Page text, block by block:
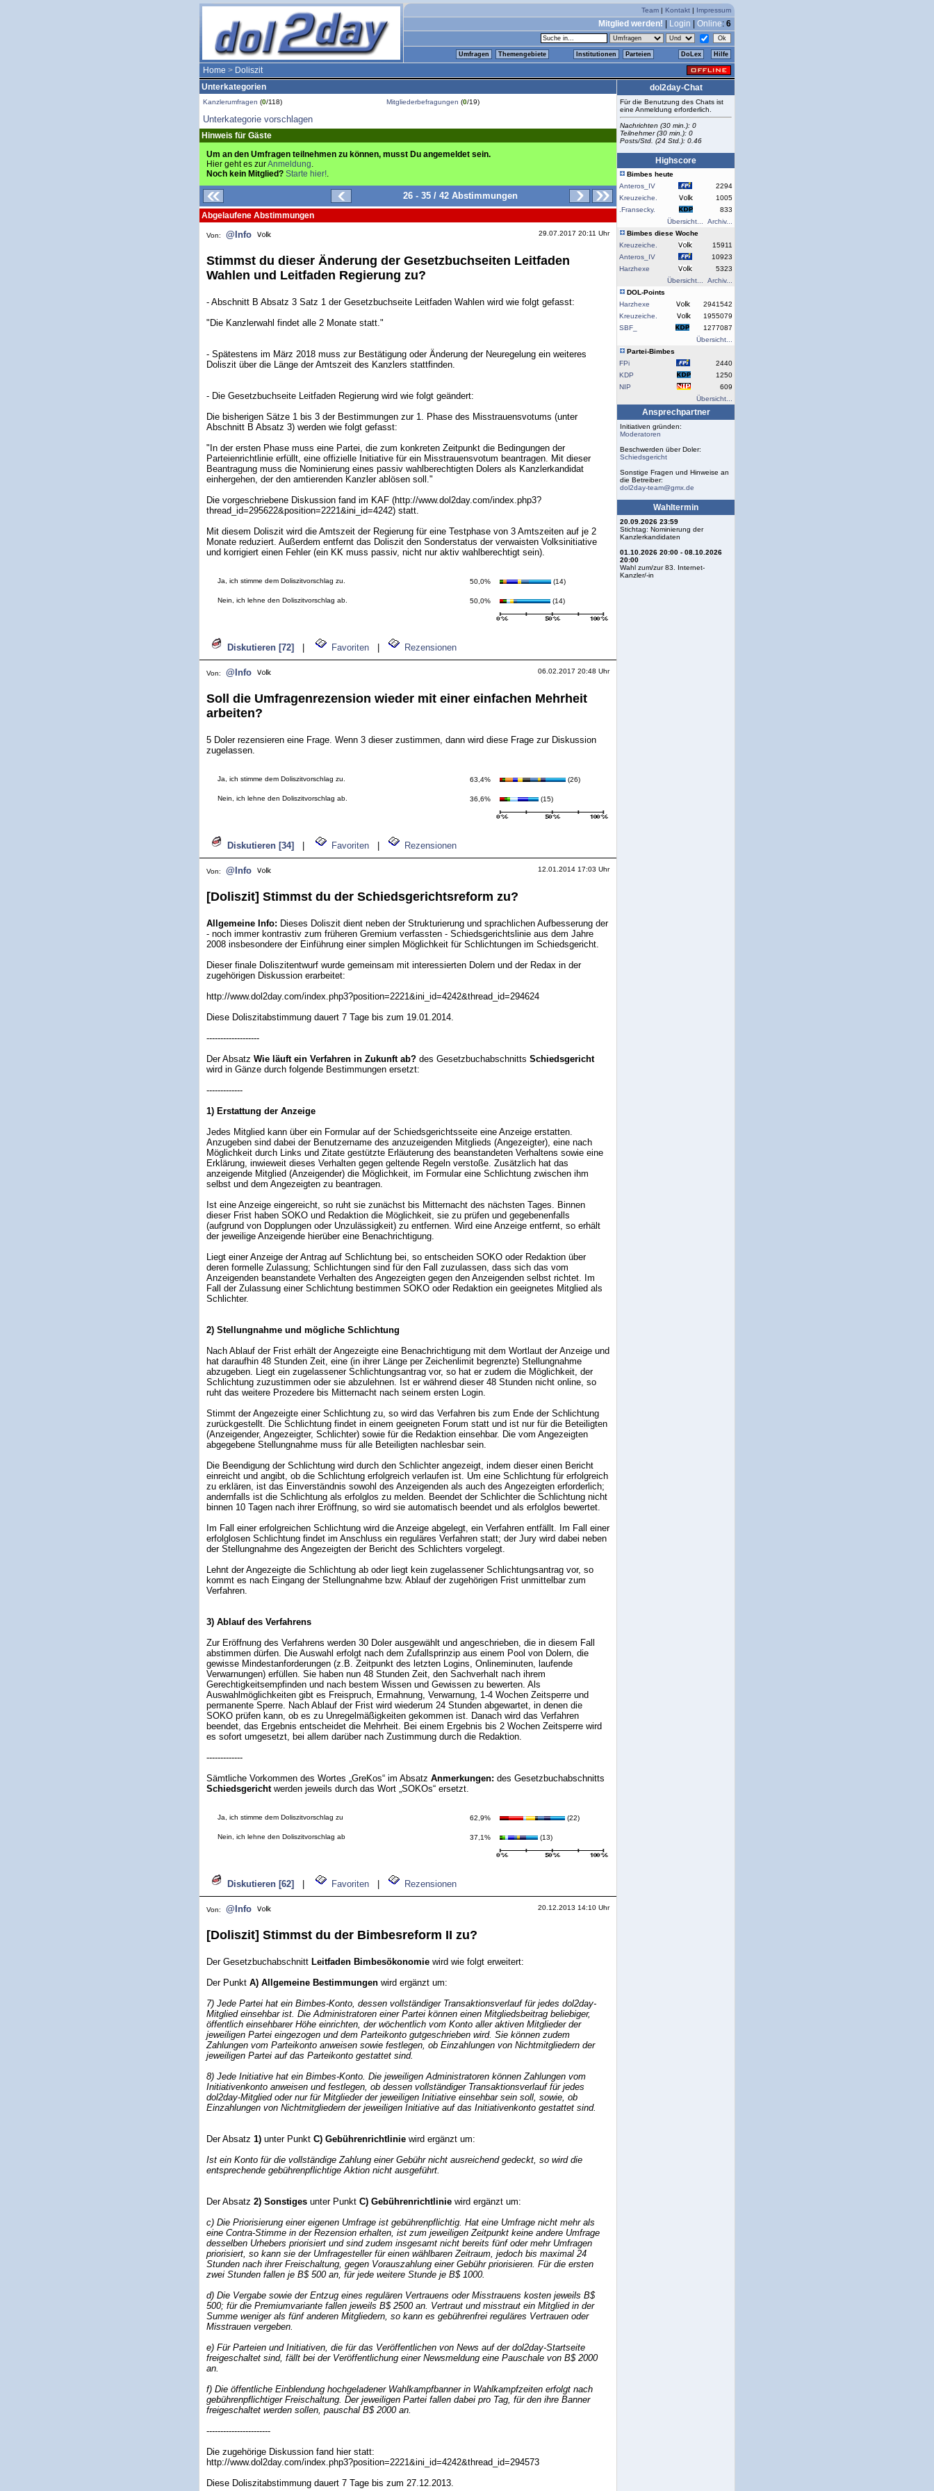
Team | Kontakt | Impressum
Mitglied werden! Login Online: 6
Umfragen Themengebiete Institutionen Parteien DoLex Hilfe
Home > Doliszit
Unterkategorien
Kanzlerumfragen (0/118) Mitgliederbefragungen (0/19)
Unterkategorie vorschlagen
Hinweis für Gäste
Um an den Umfragen teilnehmen zu können, musst Du angemeldet sein.
Hier geht es zurAnmeldung.
Noch kein Mitglied? Starte hier!.
26 - 35 / 42 Abstimmungen
Abgelaufene Abstimmungen
Von: @Info 29.07.2017 20:11 Uhr
Stimmst du dieser Änderung der Gesetzbuchseiten Leitfaden
Wahlen und Leitfaden Regierung zu?
- Abschnitt B Absatz 3 Satz 1 der Gesetzbuchseite Leitfaden Wahlen wird wie folgt gefasst:
"Die Kanzlerwahl findet alle 2 Monate statt."
- Spätestens im März 2018 muss zur Bestätigung oder Änderung der Neuregelung ein weiteres
Doliszit über die Länge der Amtszeit des Kanzlers stattfinden.
- Die Gesetzbuchseite Leitfaden Regierung wird wie folgt geändert:
Die bisherigen Sätze 1 bis 3 der Bestimmungen zur 1. Phase des Misstrauensvotums (unter
Abschnitt B Absatz 3) werden wie folgt gefasst:
"In der ersten Phase muss eine Partei, die zum konkreten Zeitpunkt die Bedingungen der
Parteienrichtlinie erfüllt, eine offizielle Initiative für ein Misstrauensvotum beantragen. Mit dieser
Beantragung muss die Nominierung eines passiv wahlberechtigten Dolers als Kanzlerkandidat
einhergehen, der den amtierenden Kanzler ablösen soll."
Die vorgeschriebene Diskussion fand im KAF (http://www.dol2day.com/index.php3?
thread_id=295622&position=2221&ini_id=4242) statt.
Mit diesem Doliszit wird die Amtszeit der Regierung für eine Testphase von 3 Amtszeiten auf je 2
Monate reduziert. Außerdem entfernt das Doliszit den Sonderstatus der verwaisten Volksinitiative
und korrigiert einen Fehler (ein KK muss passiv, nicht nur aktiv wahlberechtigt sein).
Ja, ich stimme dem Doliszitvorschlag zu. 50,0% (14)
Nein, ich lehne den Doliszitvorschlag ab. 50,0% (14)
Diskutieren [72] Favoriten Rezensionen
Von: @Info 06.02.2017 20:48 Uhr
Soll die Umfragenrezension wieder mit einer einfachen Mehrheit
arbeiten?
5 Doler rezensieren eine Frage. Wenn 3 dieser zustimmen, dann wird diese Frage zur Diskussion
zugelassen.
Ja, ich stimme dem Doliszitvorschlag zu. 63,4% (26)
Nein, ich lehne den Doliszitvorschlag ab. 36,6% (15)
Diskutieren [34] Favoriten Rezensionen
Von: @Info 12.01.2014 17:03 Uhr
[Doliszit] Stimmst du der Schiedsgerichtsreform zu?
Allgemeine Info: Dieses Doliszit dient neben der Strukturierung und sprachlichen Aufbesserung der
- noch immer kontrastiv zum früheren Gremium verfassten - Schiedsgerichtslinie aus dem Jahre
2008 insbesondere der Einführung einer simplen Möglichkeit für Schlichtungen im Schiedsgericht.
Dieser finale Doliszitentwurf wurde gemeinsam mit interessierten Dolern und der Redax in der
zugehörigen Diskussion erarbeitet:
http://www.dol2day.com/index.php3?position=2221&ini_id=4242&thread_id=294624
Diese Doliszitabstimmung dauert 7 Tage bis zum 19.01.2014.
-------------------
Der Absatz Wie läuft ein Verfahren in Zukunft ab? des Gesetzbuchabschnitts Schiedsgericht
wird in Gänze durch folgende Bestimmungen ersetzt:
-------------
1) Erstattung der Anzeige
Jedes Mitglied kann über ein Formular auf der Schiedsgerichtsseite eine Anzeige erstatten.
Anzugeben sind dabei der Benutzername des anzuzeigenden Mitglieds (Angezeigter), eine nach
Möglichkeit durch Links und Zitate gestützte Erläuterung des beanstandeten Verhaltens sowie eine
Erklärung, inwieweit dieses Verhalten gegen geltende Regeln verstoße. Zusätzlich hat das
anzeigende Mitglied (Anzeigender) die Möglichkeit, im Formular eine Schlichtung zwischen ihm
selbst und dem Angezeigten zu beantragen.
Ist eine Anzeige eingereicht, so ruht sie zunächst bis Mitternacht des nächsten Tages. Binnen
dieser Frist haben SOKO und Redaktion die Möglichkeit, sie zu prüfen und gegebenenfalls
(aufgrund von Dopplungen oder Unzulässigkeit) zu entfernen. Wird eine Anzeige entfernt, so erhält
der jeweilige Anzeigende hierüber eine Benachrichtigung.
Liegt einer Anzeige der Antrag auf Schlichtung bei, so entscheiden SOKO oder Redaktion über
deren formelle Zulassung; Schlichtungen sind für den Fall zuzulassen, dass sich das vom
Anzeigenden beanstandete Verhalten des Angezeigten gegen den Anzeigenden selbst richtet. Im
Fall der Zulassung einer Schlichtung bestimmen SOKO oder Redaktion ein geeignetes Mitglied als
Schlichter.
2) Stellungnahme und mögliche Schlichtung
Nach Ablauf der Frist erhält der Angezeigte eine Benachrichtigung mit dem Wortlaut der Anzeige und
hat daraufhin 48 Stunden Zeit, eine (in ihrer Länge per Zeichenlimit begrenzte) Stellungnahme
abzugeben. Liegt ein zugelassener Schlichtungsantrag vor, so hat er zudem die Möglichkeit, der
Schlichtung zuzustimmen oder sie abzulehnen. Ist er während dieser 48 Stunden nicht online, so
ruht das weitere Prozedere bis Mitternacht nach seinem ersten Login.
Stimmt der Angezeigte einer Schlichtung zu, so wird das Verfahren bis zum Ende der Schlichtung
zurückgestellt. Die Schlichtung findet in einem geeigneten Forum statt und ist nur für die Beteiligten
(Anzeigender, Angezeigter, Schlichter) sowie für die Redaktion einsehbar. Die vom Angezeigten
abgegebene Stellungnahme muss für alle Beteiligten nachlesbar sein.
Die Beendigung der Schlichtung wird durch den Schlichter angezeigt, indem dieser einen Bericht
einreicht und angibt, ob die Schlichtung erfolgreich verlaufen ist. Um eine Schlichtung für erfolgreich
zu erklären, ist das Einverständnis sowohl des Anzeigenden als auch des Angezeigten erforderlich;
andernfalls ist die Schlichtung als erfolglos zu melden. Beendet der Schlichter die Schlichtung nicht
binnen 10 Tagen nach ihrer Eröffnung, so wird sie automatisch beendet und als erfolglos bewertet.
Im Fall einer erfolgreichen Schlichtung wird die Anzeige abgelegt, ein Verfahren entfällt. Im Fall einer
erfolglosen Schlichtung findet im Anschluss ein reguläres Verfahren statt; der Jury wird dabei neben
der Stellungnahme des Angezeigten der Bericht des Schlichters vorgelegt.
Lehnt der Angezeigte die Schlichtung ab oder liegt kein zugelassener Schlichtungsantrag vor, so
kommt es nach Eingang der Stellungnahme bzw. Ablauf der zugehörigen Frist unmittelbar zum
Verfahren.
3) Ablauf des Verfahrens
Zur Eröffnung des Verfahrens werden 30 Doler ausgewählt und angeschrieben, die in diesem Fall
abstimmen dürfen. Die Auswahl erfolgt nach dem Zufallsprinzip aus einem Pool von Dolern, die
gewisse Mindestanforderungen (z.B. Zeitpunkt des letzten Logins, Onlineminuten, laufende
Verwarnungen) erfüllen. Sie haben nun 48 Stunden Zeit, den Sachverhalt nach ihrem
Gerechtigkeitsempfinden und nach bestem Wissen und Gewissen zu bewerten. Als
Auswahlmöglichkeiten gibt es Freispruch, Ermahnung, Verwarnung, 1-4 Wochen Zeitsperre und
permanente Sperre. Nach Ablauf der Frist wird wiederum 24 Stunden abgewartet, in denen die
SOKO prüfen kann, ob es zu Unregelmäßigkeiten gekommen ist. Danach wird das Verfahren
beendet, das Ergebnis entscheidet die Mehrheit. Bei einem Ergebnis bis 2 Wochen Zeitsperre wird
es sofort umgesetzt, bei allem darüber nach Zustimmung durch die Redaktion.
-------------
Sämtliche Vorkommen des Wortes „GreKos“ im Absatz Anmerkungen: des Gesetzbuchabschnitts
Schiedsgerichtwerden jeweils durch das Wort „SOKOs“ ersetzt.
Ja, ich stimme dem Doliszitvorschlag zu 62,9% (22)
Nein, ich lehne den Doliszitvorschlag ab 37,1% (13)
Diskutieren [62] Favoriten Rezensionen
Von: @Info 20.12.2013 14:10 Uhr
[Doliszit] Stimmst du der Bimbesreform II zu?
Der Gesetzbuchabschnitt Leitfaden Bimbesökonomie wird wie folgt erweitert:
Der Punkt A) Allgemeine Bestimmungen wird ergänzt um:
7) Jede Partei hat ein Bimbes-Konto, dessen vollständiger Transaktionsverlauf für jedes dol2day-
Mitglied einsehbar ist. Die Administratoren einer Partei können einen Mitgliedsbeitrag beliebiger,
öffentlich einsehbarer Höhe einrichten, der wöchentlich vom Konto aller aktiven Mitglieder der
jeweiligen Partei eingezogen und dem Parteikonto gutgeschrieben wird. Sie können zudem
Zahlungen vom Parteikonto anweisen sowie festlegen, ob Einzahlungen von Nichtmitgliedern der
jeweiligen Partei auf das Parteikonto gestattet sind.
8) Jede Initiative hat ein Bimbes-Konto. Die jeweiligen Administratoren können Zahlungen vom
Initiativenkonto anweisen und festlegen, ob dessen vollständiger Transaktionsverlauf für jedes
dol2day-Mitglied oder nur für Mitglieder der jeweiligen Initiative einsehbar sein soll, sowie, ob
Einzahlungen von Nichtmitgliedern der jeweiligen Initiative auf das Initiativenkonto gestattet sind.
Der Absatz 1) unter Punkt C) Gebührenrichtlinie wird ergänzt um:
Ist ein Konto für die vollständige Zahlung einer Gebühr nicht ausreichend gedeckt, so wird die
entsprechende gebührenpflichtige Aktion nicht ausgeführt.
Der Absatz 2) Sonstiges unter Punkt C) Gebührenrichtlinie wird ergänzt um:
c) Die Priorisierung einer eigenen Umfrage ist gebührenpflichtig. Hat eine Umfrage nicht mehr als
eine Contra-Stimme in der Rezension erhalten, ist zum jeweiligen Zeitpunkt keine andere Umfrage
desselben Urhebers priorisiert und sind zudem insgesamt nicht bereits fünf oder mehr Umfragen
priorisiert, so kann sie der Umfragesteller für einen wählbaren Zeitraum, jedoch bis maximal 24
Stunden nach ihrer Freischaltung, gegen Vorauszahlung einer Gebühr priorisieren. Für die ersten
zwei Stunden fallen je B$ 500 an, für jede weitere Stunde je B$ 1000.
d) Die Vergabe sowie der Entzug eines regulären Vertrauens oder Misstrauens kosten jeweils B$
500; für die Premiumvariante fallen jeweils B$ 2500 an. Vertraut und misstraut ein Mitglied in der
Summe weniger als fünf anderen Mitgliedern, so kann es gebührenfrei reguläres Vertrauen oder
Misstrauen vergeben.
e) Für Parteien und Initiativen, die für das Veröffentlichen von News auf der dol2day-Startseite
freigeschaltet sind, fällt bei der Veröffentlichung einer Newsmeldung eine Pauschale von B$ 2000
an.
f) Die öffentliche Einblendung hochgeladener Wahlkampfbanner in Wahlkampfzeiten erfolgt nach
gebührenpflichtiger Freischaltung. Der jeweiligen Partei fallen dabei pro Tag, für den ihre Banner
freigeschaltet werden sollen, pauschal B$ 2000 an.
-----------------------
Die zugehörige Diskussion fand hier statt:
http://www.dol2day.com/index.php3?position=2221&ini_id=4242&thread_id=294573
Diese Doliszitabstimmung dauert 7 Tage bis zum 27.12.2013.
dol2day-Chat
Für die Benutzung des Chats ist
eine Anmeldung erforderlich.
Nachrichten (30 min.): 0
Teilnehmer (30 min.): 0
Posts/Std. (24 Std.): 0.46
Highscore
Bimbes heute
Anteros_IV
2294
Kreuzeiche.
1005
.Fransecky.
833
Übersicht...
Archiv...
Bimbes diese Woche
Kreuzeiche.
15911
Anteros_IV
10923
Harzhexe
5323
Übersicht...
Archiv...
DOL-Points
Harzhexe
2941542
Kreuzeiche.
1955079
SBF_
1277087
Übersicht...
Partei-Bimbes
FPi
2440
KDP
1250
NIP
609
Übersicht...
Ansprechpartner
Initiativen gründen:
Moderatoren
Beschwerden über Doler:
Schiedsgericht
Sonstige Fragen und Hinweise an
die Betreiber:
dol2day-team@gmx.de
Wahltermin
20.09.2026 23:59
Stichtag: Nominierung der
Kanzlerkandidaten
01.10.2026 20:00 - 08.10.2026
20:00
Wahl zum/zur 83. Internet-
Kanzler/-in